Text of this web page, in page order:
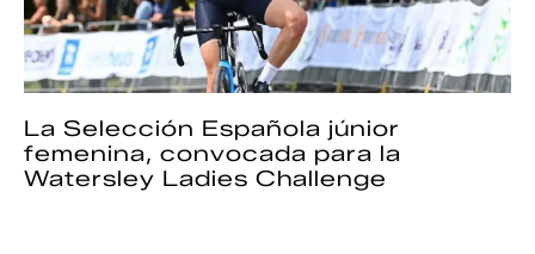
La Selección Española júnior
femenina, convocada para la
Watersley Ladies Challenge